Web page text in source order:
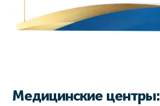
Медицинские центры: